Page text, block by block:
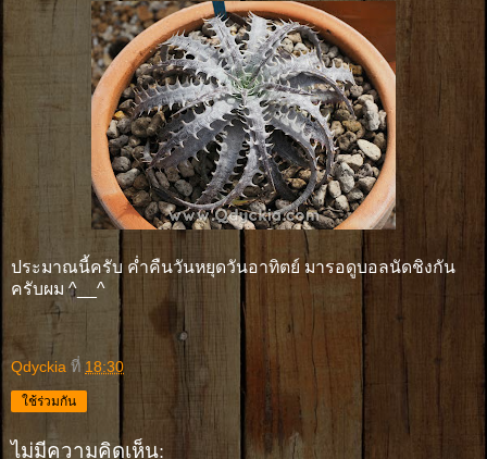
ประมาณนี้ครับ ค่ำคืนวันหยุดวันอาทิตย์ มารอดูบอลนัดชิงกัน
ครับผม ^__^
Qdyckia ที่ 18:30
ใช้ร่วมกัน
ไม่มีความคิดเห็น: